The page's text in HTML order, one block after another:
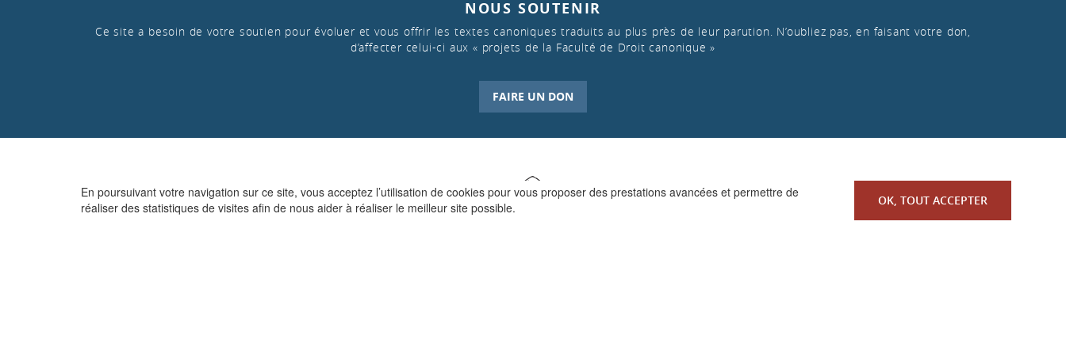
En poursuivant votre navigation sur ce site, vous acceptez l’utilisation de cookies pour vous proposer des prestations avancées et permettre de
réaliser des statistiques de visites afin de nous aider à réaliser le meilleur site possible.
OK, TOUT ACCEPTER
NOUS SOUTENIR
Ce site a besoin de votre soutien pour évoluer et vous offrir les textes canoniques traduits au plus près de leur parution. N’oubliez pas, en faisant votre don,
d’affecter celui-ci aux « projets de la Faculté de Droit canonique »
FAIRE UN DON